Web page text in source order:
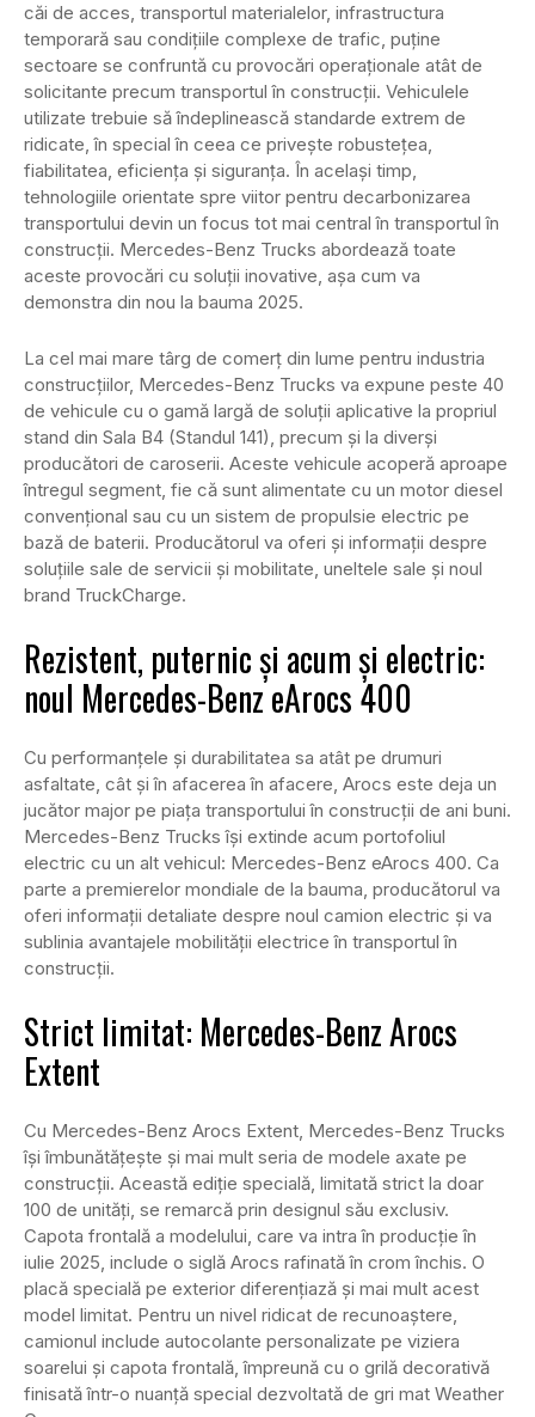
căi de acces, transportul materialelor, infrastructura
temporară sau condițiile complexe de trafic, puține
sectoare se confruntă cu provocări operaționale atât de
solicitante precum transportul în construcții. Vehiculele
utilizate trebuie să îndeplinească standarde extrem de
ridicate, în special în ceea ce privește robustețea,
fiabilitatea, eficiența și siguranța. În același timp,
tehnologiile orientate spre viitor pentru decarbonizarea
transportului devin un focus tot mai central în transportul în
construcții. Mercedes-Benz Trucks abordează toate
aceste provocări cu soluții inovative, așa cum va
demonstra din nou la bauma 2025.
La cel mai mare târg de comerț din lume pentru industria
construcțiilor, Mercedes-Benz Trucks va expune peste 40
de vehicule cu o gamă largă de soluții aplicative la propriul
stand din Sala B4 (Standul 141), precum și la diverși
producători de caroserii. Aceste vehicule acoperă aproape
întregul segment, fie că sunt alimentate cu un motor diesel
convențional sau cu un sistem de propulsie electric pe
bază de baterii. Producătorul va oferi și informații despre
soluțiile sale de servicii și mobilitate, uneltele sale și noul
brand TruckCharge.
Rezistent, puternic și acum și electric:
noul Mercedes-Benz eArocs 400
Cu performanțele și durabilitatea sa atât pe drumuri
asfaltate, cât și în afacerea în afacere, Arocs este deja un
jucător major pe piața transportului în construcții de ani buni.
Mercedes-Benz Trucks își extinde acum portofoliul
electric cu un alt vehicul: Mercedes-Benz eArocs 400. Ca
parte a premierelor mondiale de la bauma, producătorul va
oferi informații detaliate despre noul camion electric și va
sublinia avantajele mobilității electrice în transportul în
construcții.
Strict limitat: Mercedes-Benz Arocs
Extent
Cu Mercedes-Benz Arocs Extent, Mercedes-Benz Trucks
își îmbunătățește și mai mult seria de modele axate pe
construcții. Această ediție specială, limitată strict la doar
100 de unități, se remarcă prin designul său exclusiv.
Capota frontală a modelului, care va intra în producție în
iulie 2025, include o siglă Arocs rafinată în crom închis. O
placă specială pe exterior diferențiază și mai mult acest
model limitat. Pentru un nivel ridicat de recunoaștere,
camionul include autocolante personalizate pe viziera
soarelui și capota frontală, împreună cu o grilă decorativă
finisată într-o nuanță special dezvoltată de gri mat Weather